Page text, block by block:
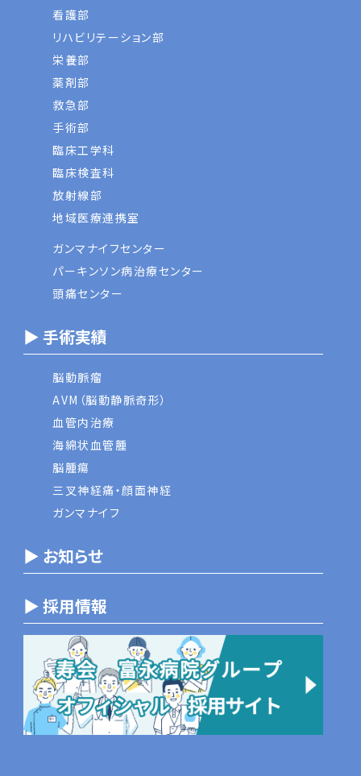
看護部
リハビリテーション部
栄養部
薬剤部
救急部
手術部
臨床工学科
臨床検査科
放射線部
地域医療連携室
ガンマナイフセンター
パーキンソン病治療センター
頭痛センター
▶ 手術実績
脳動脈瘤
AVM（脳動静脈奇形）
血管内治療
海綿状血管腫
脳腫瘍
三叉神経痛・顔面神経
ガンマナイフ
▶ お知らせ
▶ 採用情報